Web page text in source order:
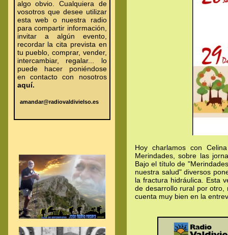
algo obvio. Cualquiera de
vosotros que desee utilizar
esta web o nuestra radio
para compartir información,
invitar a algún evento,
recordar la cita prevista en
tu pueblo, comprar, vender,
intercambiar, regalar... lo
puede hacer poniéndose
en contacto con nosotros
aquí.
amandar@radiovaldivielso.es
Hoy charlamos con
Merindades, sobre las
Bajo el título de
nuestra salud" diversos
la fractura hidráulica. Esta
de desarrollo rural por otro,
cuenta muy bien en la